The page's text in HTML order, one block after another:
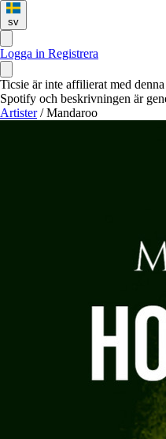
sv
Logga in Registrera
Ticsie är inte affilierat med
Spotify och beskrivningen är
Artister / Mandaroo